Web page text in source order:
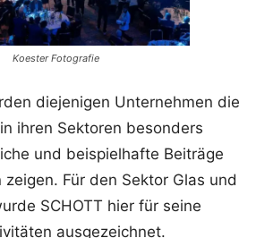
Koester Fotografie
diejenigen Unternehmen die
ihren Sektoren besonders
und beispielhafte Beiträge
Für den Sektor Glas und
SCHOTT hier für seine
ausgezeichnet.